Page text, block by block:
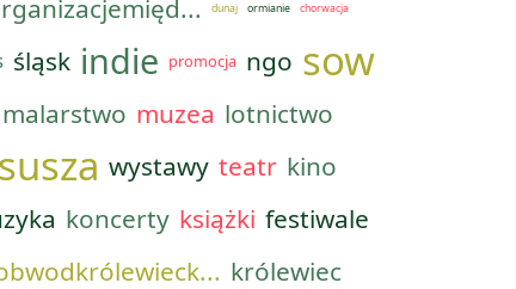
dunaj ormianie chorwacja
śląsk indie promocja ngo sow
malarstwo muzea lotnictwo
susza wystawy teatr kino
koncerty książki festiwale
królewiec